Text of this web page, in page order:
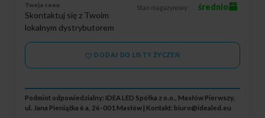
Twoja cena:
Skontaktuj się z Twoim
lokalnym dystrybutorem
Stan magazynowy: średnio
DODAJ DO LISTY ŻYCZEŃ
Podmiot odpowiedzialny: IDEA LED Spółka z o.o., Masłów Pierwszy,
ul. Jana Pieniążka 6 a, 26-001 Masłów | Kontakt: biuro@idealed.eu